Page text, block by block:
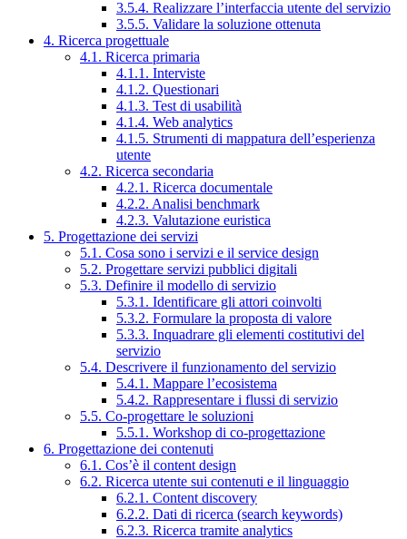
3.5.4. Realizzare l’interfaccia utente del servizio
3.5.5. Validare la soluzione ottenuta
4. Ricerca progettuale
4.1. Ricerca primaria
4.1.1. Interviste
4.1.2. Questionari
4.1.3. Test di usabilità
4.1.4. Web analytics
4.1.5. Strumenti di mappatura dell’esperienza
utente
4.2. Ricerca secondaria
4.2.1. Ricerca documentale
4.2.2. Analisi benchmark
4.2.3. Valutazione euristica
5. Progettazione dei servizi
5.1. Cosa sono i servizi e il service design
5.2. Progettare servizi pubblici digitali
5.3. Definire il modello di servizio
5.3.1. Identificare gli attori coinvolti
5.3.2. Formulare la proposta di valore
5.3.3. Inquadrare gli elementi costitutivi del
servizio
5.4. Descrivere il funzionamento del servizio
5.4.1. Mappare l’ecosistema
5.4.2. Rappresentare i flussi di servizio
5.5. Co-progettare le soluzioni
5.5.1. Workshop di co-progettazione
6. Progettazione dei contenuti
6.1. Cos’è il content design
6.2. Ricerca utente sui contenuti e il linguaggio
6.2.1. Content discovery
6.2.2. Dati di ricerca (search keywords)
6.2.3. Ricerca tramite analytics